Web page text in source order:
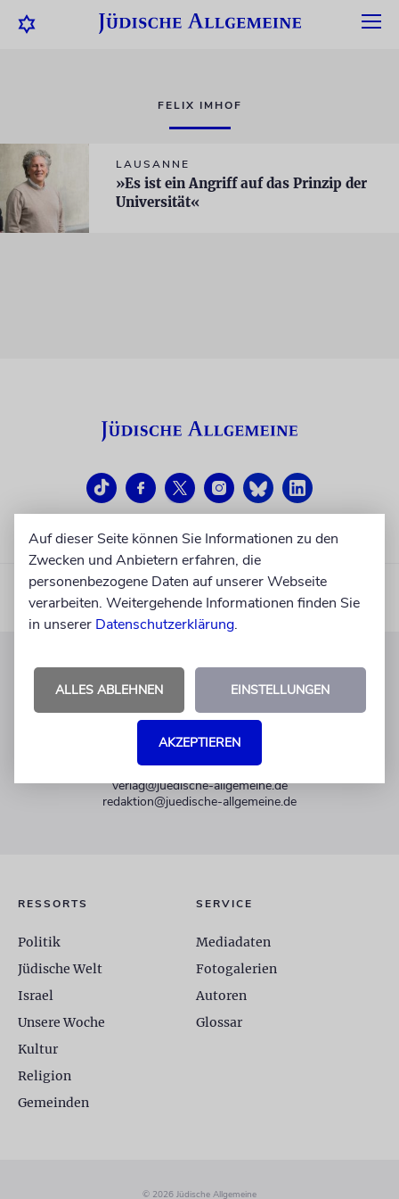
FELIX IMHOF
LAUSANNE
»Es ist ein Angriff auf das Prinzip der
Universität«
KUNDENSERVICE
+49 30 275833 0
Mo-Do 9-17 Uhr
verlag@juedische-allgemeine.de
redaktion@juedische-allgemeine.de
RESSORTS
Politik
Jüdische Welt
Israel
Unsere Woche
Kultur
Religion
Gemeinden
SERVICE
Mediadaten
Fotogalerien
Autoren
Glossar
© 2026 Jüdische Allgemeine
Auf dieser Seite können Sie Informationen zu den
Zwecken und Anbietern erfahren, die
personenbezogene Daten auf unserer Webseite
verarbeiten. Weitergehende Informationen finden Sie
in unserer Datenschutzerklärung.
ALLES ABLEHNEN EINSTELLUNGEN
AKZEPTIEREN